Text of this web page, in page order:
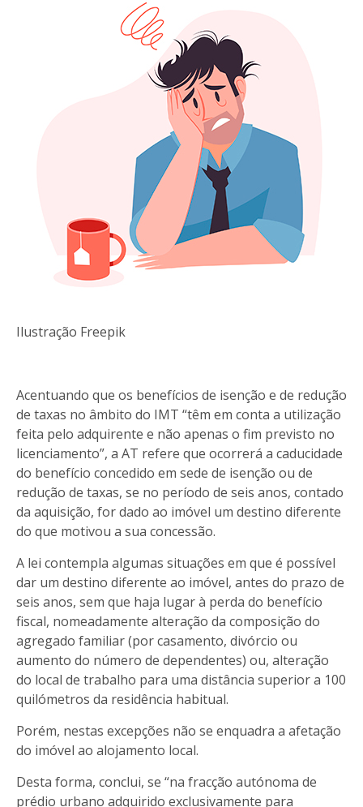
Ilustração Freepik
Acentuando que os benefícios de isenção e de redução
de taxas no âmbito do IMT “têm em conta a utilização
feita pelo adquirente e não apenas o fim previsto no
licenciamento”, a AT refere que ocorrerá a caducidade
do benefício concedido em sede de isenção ou de
redução de taxas, se no período de seis anos, contado
da aquisição, for dado ao imóvel um destino diferente
do que motivou a sua concessão.
A lei contempla algumas situações em que é possível
dar um destino diferente ao imóvel, antes do prazo de
seis anos, sem que haja lugar à perda do benefício
fiscal, nomeadamente alteração da composição do
agregado familiar (por casamento, divórcio ou
aumento do número de dependentes) ou, alteração
do local de trabalho para uma distância superior a 100
quilómetros da residência habitual.
Porém, nestas excepções não se enquadra a afetação
do imóvel ao alojamento local.
Desta forma, conclui, se “na fracção autónoma de
prédio urbano adquirido exclusivamente para